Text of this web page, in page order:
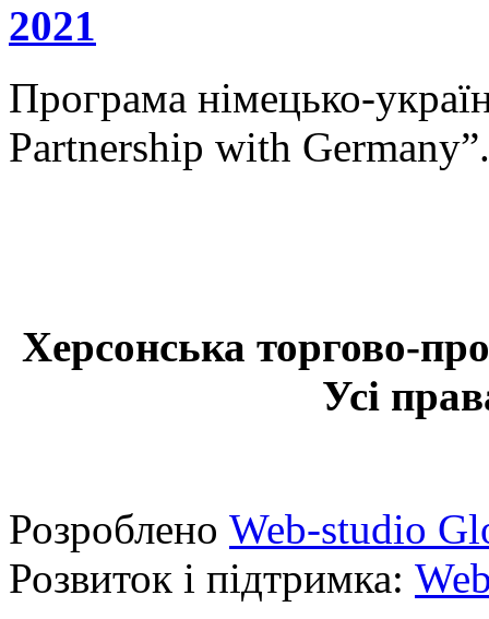
2021
Програма німецько-
Partnership with
Херсонська торгово-
Усі
Розроблено Web-studio
Розвиток і підтримка: